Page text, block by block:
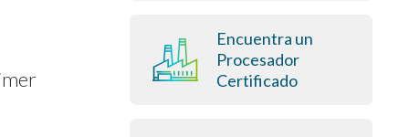
Encuentra un
Procesador
Certificado